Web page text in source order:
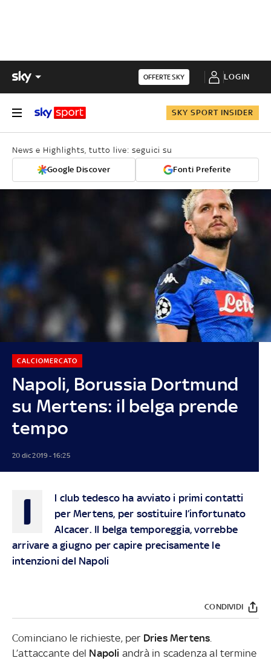
OFFERTE SKY LOGIN
SKY SPORT INSIDER
News e Highlights, tutto live: seguici su
Google Discover Fonti Preferite
Napoli, Borussia Dortmund
su Mertens: il belga prende
tempo
CALCIOMERCATO
20 dic 2019 - 16:25
I
l club tedesco ha avviato i primi contatti
per Mertens, per sostituire l’infortunato
Alcacer. Il belga temporeggia, vorrebbe
arrivare a giugno per capire precisamente le
intenzioni del Napoli
CONDIVIDI
Cominciano le richieste, per Dries Mertens
L’attaccante del Napoli andrà in scadenza al termine